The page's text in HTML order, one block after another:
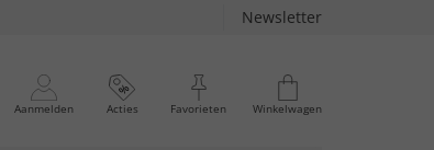
Newsletter
Aanmelden Acties Favorieten Winkelwagen